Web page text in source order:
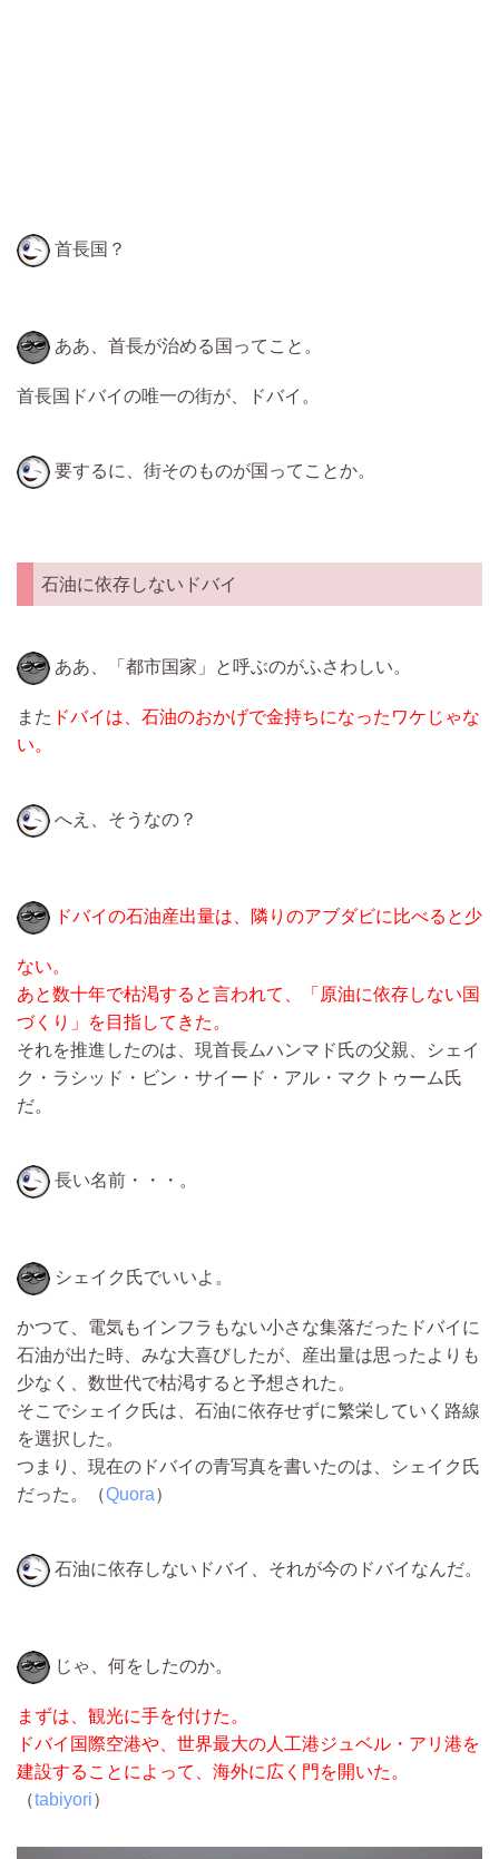
首長国？
ああ、首長が治める国ってこと。
首長国ドバイの唯一の街が、ドバイ。
要するに、街そのものが国ってことか。
石油に依存しないドバイ
ああ、「都市国家」と呼ぶのがふさわしい。
また ドバイは、石油のおかげで金持ちになったワケじゃな
い。
へえ、そうなの？
ドバイの石油産出量は、隣りのアブダビに比べると少
ない。
あと数十年で枯渇すると言われて、「原油に依存しない国
づくり」を目指してきた。
それを推進したのは、現首長ムハンマド氏の父親、シェイ
ク・ラシッド・ビン・サイード・アル・マクトゥーム氏
だ。
長い名前・・・。
シェイク氏でいいよ。
かつて、電気もインフラもない小さな集落だったドバイに
石油が出た時、みな大喜びしたが、産出量は思ったよりも
少なく、数世代で枯渇すると予想された。
そこでシェイク氏は、石油に依存せずに繁栄していく路線
を選択した。
つまり、現在のドバイの青写真を書いたのは、シェイク氏
だった。（Quora）
石油に依存しないドバイ、それが今のドバイなんだ。
じゃ、何をしたのか。
まずは、観光に手を付けた。
ドバイ国際空港や、世界最大の人工港ジュベル・アリ港を
建設することによって、海外に広く門を開いた。
（tabiyori）